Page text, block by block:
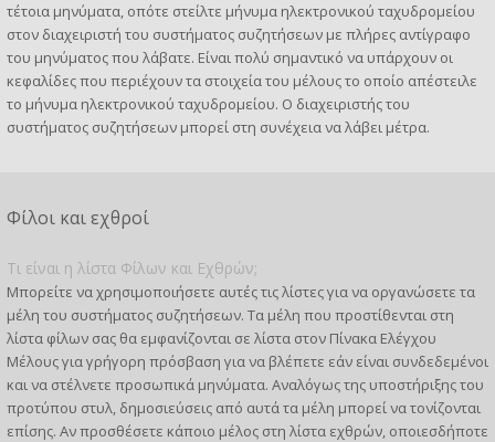
τέτοια μηνύματα, οπότε στείλτε μήνυμα ηλεκτρονικού ταχυδρομείου
στον διαχειριστή του συστήματος συζητήσεων με πλήρες αντίγραφο
του μηνύματος που λάβατε. Είναι πολύ σημαντικό να υπάρχουν οι
κεφαλίδες που περιέχουν τα στοιχεία του μέλους το οποίο απέστειλε
το μήνυμα ηλεκτρονικού ταχυδρομείου. Ο διαχειριστής του
συστήματος συζητήσεων μπορεί στη συνέχεια να λάβει μέτρα.
Φίλοι και εχθροί
Τι είναι η λίστα Φίλων και Εχθρών;
Μπορείτε να χρησιμοποιήσετε αυτές τις λίστες για να οργανώσετε τα
μέλη του συστήματος συζητήσεων. Τα μέλη που προστίθενται στη
λίστα φίλων σας θα εμφανίζονται σε λίστα στον Πίνακα Ελέγχου
Μέλους για γρήγορη πρόσβαση για να βλέπετε εάν είναι συνδεδεμένοι
και να στέλνετε προσωπικά μηνύματα. Αναλόγως της υποστήριξης του
προτύπου στυλ, δημοσιεύσεις από αυτά τα μέλη μπορεί να τονίζονται
επίσης. Αν προσθέσετε κάποιο μέλος στη λίστα εχθρών, οποιεσδήποτε